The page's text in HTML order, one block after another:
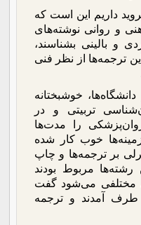
داریم این است که
و روانی نوشته‌های
و بالینی بشناسند،
ترجمه‌ها از نظر فنی
خوشبختانه
تربیتی و در
را مدت‌ها
خوب کار شده
بر ترجمه‌ها و چاپ
مربوط بودند
می‌شود گفت
طرف آمدند و ترجمه